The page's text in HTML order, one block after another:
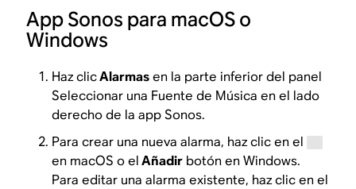
App Sonos para macOS o
Windows
Haz clicAlarmasen la parte inferior del panel
Seleccionar una Fuente de Música en el lado
derecho de la app Sonos.
Para crear una nueva alarma, haz clic en el
en macOS o elAñadir botón en Windows.
Para editar una alarma existente, haz clic en el